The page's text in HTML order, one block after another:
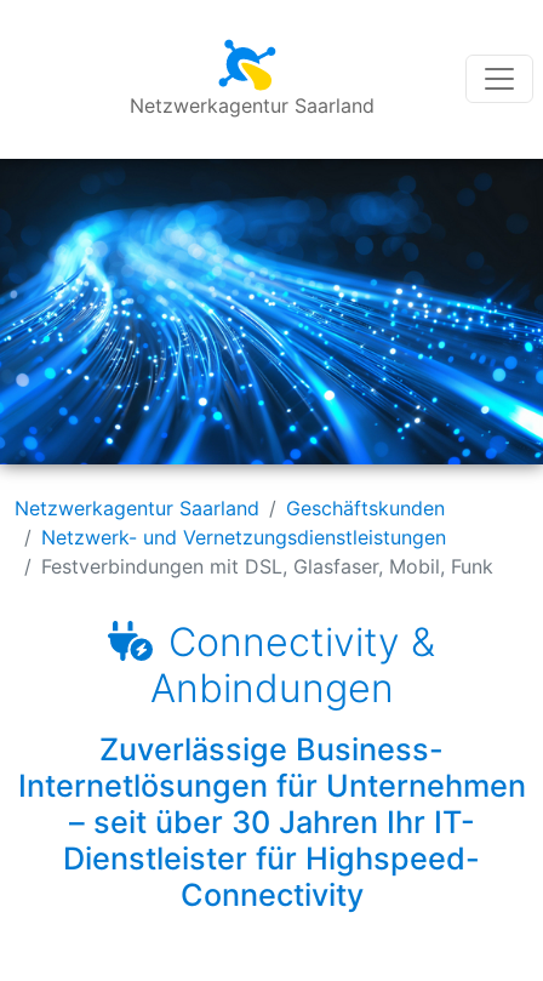
Netzwerkagentur Saarland
Netzwerkagentur Saarland
Geschäftskunden
Netzwerk- und Vernetzungsdienstleistungen
Festverbindungen mit DSL, Glasfaser, Mobil, Funk
Connectivity &
Anbindungen
Zuverlässige Business-
Internetlösungen für Unternehmen
– seit über 30 Jahren Ihr IT-
Dienstleister für Highspeed-
Connectivity